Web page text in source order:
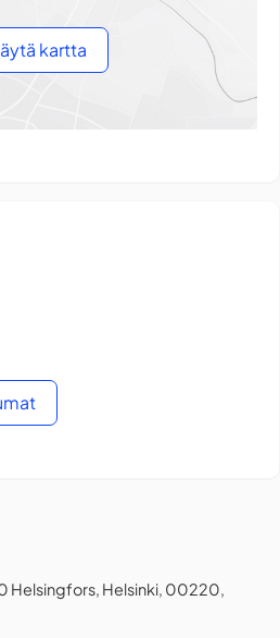
kartta
Helsingfors, Helsinki, 00220,